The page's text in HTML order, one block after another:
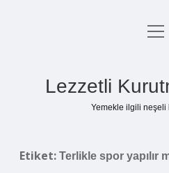
Lezzetli
Yemekle ilgili neşeli
Etiket: Terlikle spor yapılır